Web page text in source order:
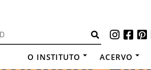
O INSTITUTO ACERVO